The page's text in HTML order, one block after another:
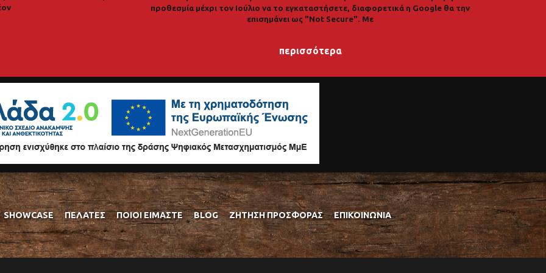
προθεσμία μέχρι τον Ιούλιο να το εγκαταστήσετε, διαφορετικά η Google θα την
επισημάνει ως "Not Secure". Με
περισσότερα
SHOWCASE ΠΕΛΆΤΕΣ ΠΟΙΟΊ ΕΊΜΑΣΤΕ BLOG ΖΉΤΗΣΗ ΠΡΟΣΦΟΡΆΣ ΕΠΙΚΟΙΝΩΝΊΑ